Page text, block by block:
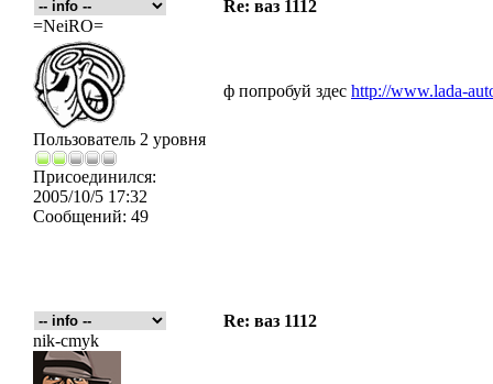
Re: ваз 1112
=NeiRO=
Пользователь 2 уровня
Присоединился:
2005/10/5 17:32
Сообщений: 49
ф попробуй здес http://www.lada-
Re: ваз 1112
nik-cmyk